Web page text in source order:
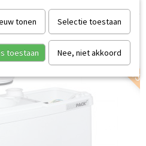
SERVICE AAN HUIS
tonen Selectie toestaan
toestaan Nee, niet akkoord